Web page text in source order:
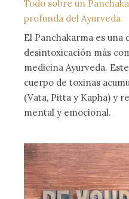
Todo sobre un
profunda del Ayurveda
El Panchakarma es una
desintoxicación más
medicina Ayurveda.
cuerpo de toxinas
(Vata, Pitta y Kapha) y
mental y emocional.